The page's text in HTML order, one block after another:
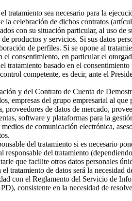
tratamiento sea necesario para la
la celebración de dichos contratos
con su situación particular, al uso de
productos y servicios. Si sus datos
de perfiles. Si se opone al
el consentimiento, en particular el
basado en el
competente, es decir, ante el
y del Contrato de Cuenta de
empresas del grupo empresarial al que
de datos de mercado,
software y plataformas para la
de comunicación electrónica,
del tratamiento si es necesario
responsable del tratamiento
que facilite otros datos personales
tratamiento de datos será la necesidad
con el Reglamento del Servicio de
consistente en la necesidad de